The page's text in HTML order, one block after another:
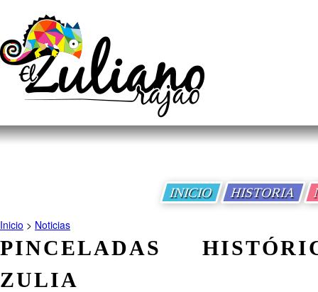
INICIO HISTORIA
Inicio > Noticias
PINCELADAS
ZULIA